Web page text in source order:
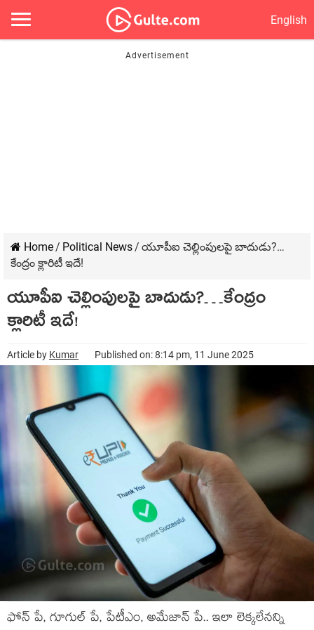
English
Home/ Political News/ యూపీఐ చెల్లింపులపై బాదుడు?…
కేంద్రం క్లారిటీ ఇదే!
యూపీఐ చెల్లింపులపై బాదుడు?…కేంద్రం
క్లారిటీ ఇదే!
Article by Kumar Published on: 8:14 pm, 11 June 2025
ఫోన్ పే, గూగుల్ పే, పేటీఎం, అమేజాన్ పే.. ఇలా లెక్కలేనన్ని